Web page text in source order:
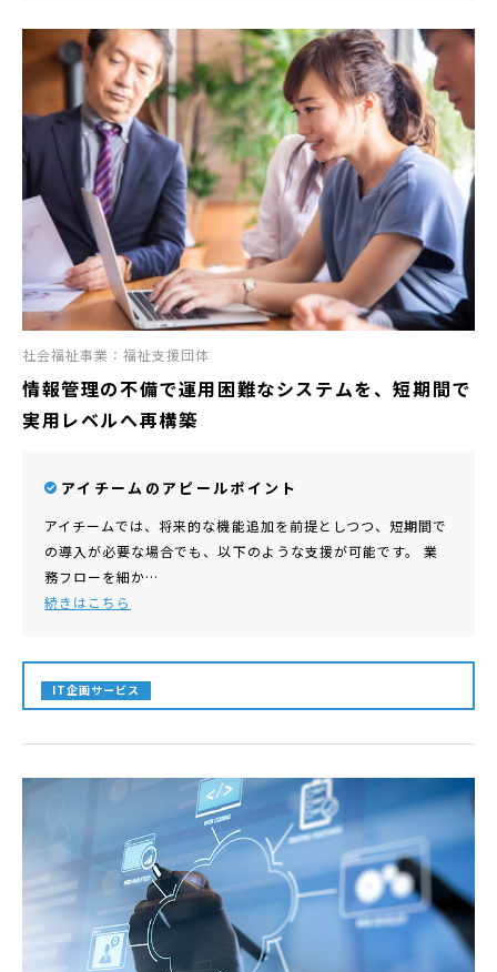
社会福祉事業：福祉支援団体
情報管理の不備で運用困難なシステムを、短期間で
実用レベルへ再構築
アイチームのアピールポイント
アイチームでは、将来的な機能追加を前提としつつ、短期間で
の導入が必要な場合でも、以下のような支援が可能です。 業
務フローを細か…
続きはこちら
IT企画サービス